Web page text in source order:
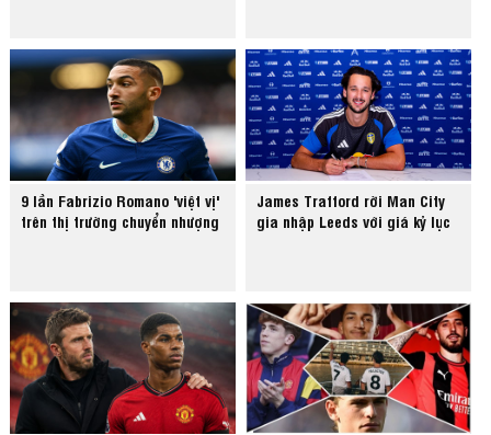
9 lần Fabrizio Romano 'việt vị'
trên thị trường chuyển nhượng
James Trafford rời Man City
gia nhập Leeds với giá kỷ lục